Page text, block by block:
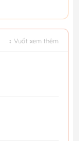
↕ Vuốt xem thêm